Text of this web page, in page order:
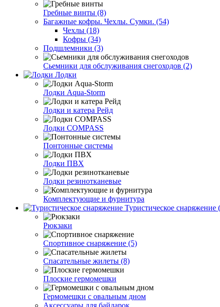
Гребные винты (8)
Багажные кофры. Чехлы. Сумки. (54)
Чехлы (18)
Кофры (34)
Подшлемники (3)
Сьемники для обслуживания снегоходов (2)
Лодки
Лодки Aqua-Storm
Лодки и катера Рейд
Лодки COMPASS
Понтонные системы
Лодки ПВХ
Лодки резинотканевые
Комплектующие и фурнитура
Туристическое снаряжение
Рюкзаки
Спортивное снаряжение (5)
Спасательные жилеты (8)
Плоские гермомешки
Гермомешки с овальным дном
Аксессуары для байдарок